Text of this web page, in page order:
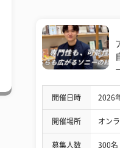
開催日時 2026
開催場所 オン
募集人数 300名